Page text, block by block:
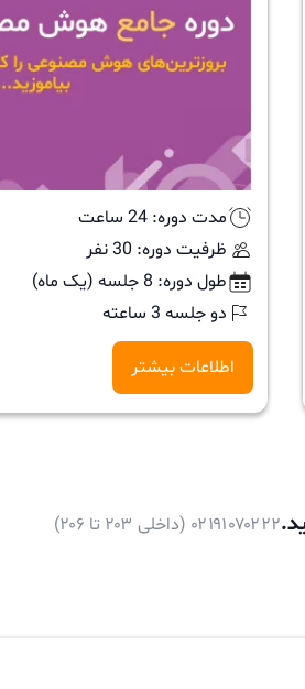
هوش
مصنوعی
مدت دوره: 24 ساعت
ظرفیت دوره: 30 نفر
طول دوره: 8 جلسه (یک ماه)
دو جلسه 3 ساعته
اطلاعات بیشتر
۰۲۱۹۱۰۷۰۲۲۲ (داخلی ۲۰۳ تا ۲۰۶)